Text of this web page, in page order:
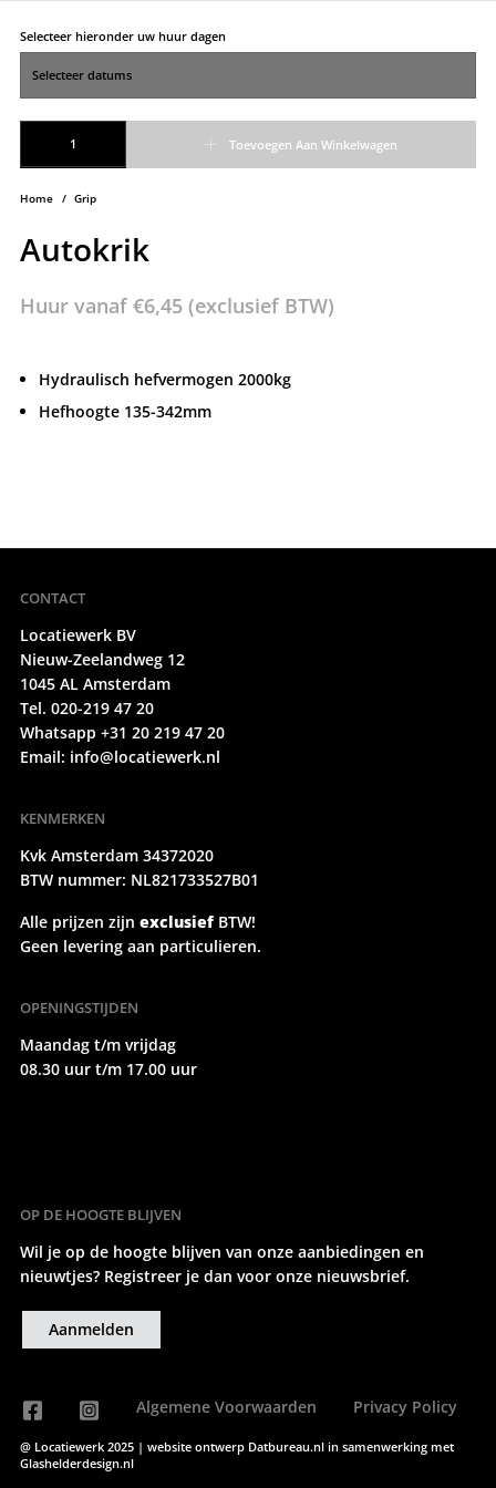
Home / Grip
Autokrik
Huur vanaf €6,45(exclusief BTW)
Hydraulisch hefvermogen 2000kg
Hefhoogte 135-342mm
Selecteer hieronder uw huur dagen
Toevoegen Aan Winkelwagen
CONTACT
Locatiewerk BV
Nieuw-Zeelandweg 12
1045 AL Amsterdam
Tel. 020-219 47 20
Whatsapp +31 20 219 47 20
Email: info@locatiewerk.nl
KENMERKEN
Kvk Amsterdam 34372020
BTW nummer: NL821733527B01
Alle prijzen zijn exclusiefBTW!
Geen levering aan particulieren.
OPENINGSTIJDEN
Maandag t/m vrijdag
08.30 uur t/m 17.00 uur
OP DE HOOGTE BLIJVEN
Wil je op de hoogte blijven van onze aanbiedingen en
nieuwtjes? Registreer je dan voor onze nieuwsbrief.
Aanmelden
Algemene Voorwaarden Privacy Policy
@ Locatiewerk 2025 | website ontwerp Datbureau.nl in samenwerking met
Glashelderdesign.nl